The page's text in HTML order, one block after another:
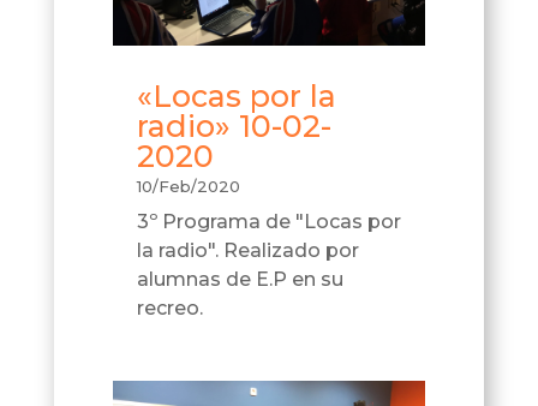
«Locas por la
radio» 10-02-
2020
10/Feb/2020
3º Programa de "Locas por
la radio". Realizado por
alumnas de E.P en su
recreo.